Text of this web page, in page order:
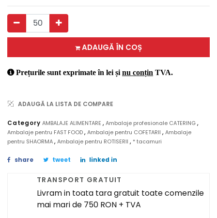
ADAUGĂ ÎN COȘ
Prețurile sunt exprimate în lei și nu conțin TVA.
ADAUGĂ LA LISTA DE COMPARE
CategoryAMBALAJE ALIMENTARE,Ambalaje profesionale CATERING,
Ambalaje pentru FAST FOOD, Ambalaje pentru COFETARII , Ambalaje
pentru SHAORMA, Ambalaje pentru ROTISERII , * tacamuri
share tweet linked in
TRANSPORT GRATUIT
Livram in toata tara gratuit toate comenzile
mai mari de 750 RON + TVA